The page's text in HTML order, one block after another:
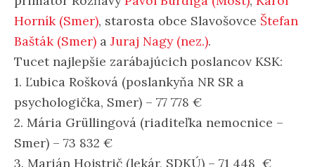
Horník (Smer), starosta obce Slavošovce Štefan
Bašták (Smer) a Juraj Nagy (nez.).
Tucet najlepšie zarábajúcich poslancov KSK:
1. Ľubica Rošková (poslankyňa NR SR a
psychologička, Smer) – 77 778 €
2. Mária Grüllingová (riaditeľka nemocnice –
Smer) – 73 832 €
3. Marián Hojstrič (lekár, SDKÚ) – 71 448 €